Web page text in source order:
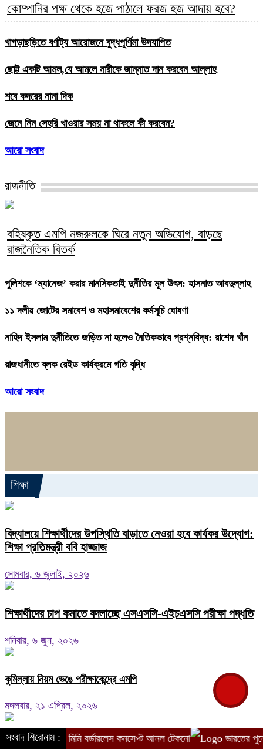
কোম্পানির পক্ষ থেকে হজে পাঠালে ফরজ হজ আদায় হবে?
খাগড়াছড়িতে বর্ণাট্য আয়োজনে বুদ্ধপূর্ণিমা উদযাপিত
ছোট্ট একটি আমল,যে আমলে নারীকে জান্নাত দান করবেন আল্লাহ
শবে কদরের নানা দিক
জেনে নিন সেহরি খাওয়ার সময় না থাকলে কী করবেন?
আরো সংবাদ
রাজনীতি
বহিষ্কৃত এমপি নজরুলকে ঘিরে নতুন অভিযোগ, বাড়ছে
রাজনৈতিক বিতর্ক
পুলিশকে ‘ম্যানেজ’ করার মানসিকতাই দুর্নীতির মূল উৎস: হাসনাত আবদুল্লাহ
১১ দলীয় জোটের সমাবেশ ও মহাসমাবেশের কর্মসূচি ঘোষণা
নাহিদ ইসলাম দুর্নীতিতে জড়িত না হলেও নৈতিকভাবে প্রশ্নবিদ্ধ: রাশেদ খাঁন
রাজধানীতে ব্লক রেইড কার্যক্রমে গতি বৃদ্ধি
আরো সংবাদ
শিক্ষা
বিদ্যালয়ে শিক্ষার্থীদের উপস্থিতি বাড়াতে নেওয়া হবে কার্যকর উদ্যোগ:
শিক্ষা প্রতিমন্ত্রী ববি হাজ্জাজ
সোমবার, ৬ জুলাই, ২০২৬
শিক্ষার্থীদের চাপ কমাতে বদলাচ্ছে এসএসসি-এইচএসসি পরীক্ষা পদ্ধতি
শনিবার, ৬ জুন, ২০২৬
কুমিল্লায় নিয়ম ভেঙে পরীক্ষাকেন্দ্রে এমপি
মঙ্গলবার, ২১ এপ্রিল, ২০২৬
এসএসসি ও সমমান পরীক্ষায় ১৮ লাখ ৫৭ হাজার শিক্ষার্থী, বোর্ডভিত্তিক সংখ্যা
সংবাদ শিরোনাম :
যুগ: ০ মিমি বর্ডারলেস কনসেপ্ট আনল টেকনো ভারতের পুনেতে